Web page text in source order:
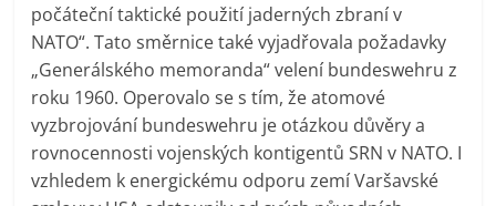
počáteční taktické použití jaderných zbraní v
NATO“. Tato směrnice také vyjadřovala požadavky
„Generálského memoranda“ velení bundeswehru z
roku 1960. Operovalo se s tím, že atomové
vyzbrojování bundeswehru je otázkou důvěry a
rovnocennosti vojenských kontigentů SRN v NATO. I
vzhledem k energickému odporu zemí Varšavské